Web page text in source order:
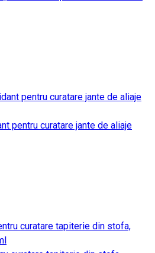
pentru curatare jante de aliaje